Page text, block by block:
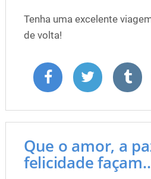
Tenha uma excelente
de volta!
Que o amor, a
felicidade